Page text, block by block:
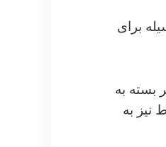
برای
به
نیز به